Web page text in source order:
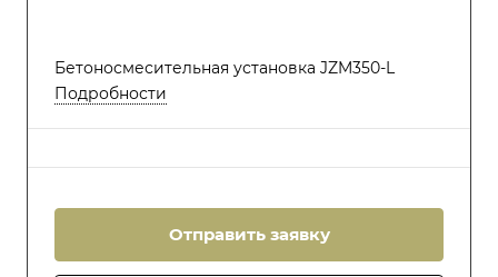
Бетоносмесительная установка JZM350-L
Подробности
Отправить заявку